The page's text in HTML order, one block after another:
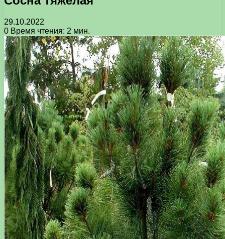
29.10.2022
0 Время чтения: 2 мин.